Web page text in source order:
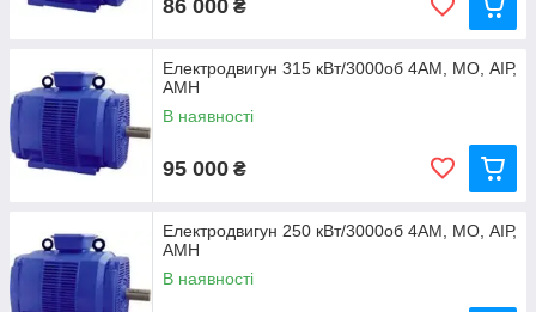
86 000 ₴
Електродвигун 315 кВт/3000об 4АМ, МО, АІР,
АМН
В наявності
95 000 ₴
Електродвигун 250 кВт/3000об 4АМ, МО, АІР,
АМН
В наявності